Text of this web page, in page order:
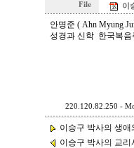
File 이
안명준 ( Ahn Myung
성경과 신학 한국복음
220.120.82.250 -
이승구 박사의 생애
이승구 박사의 교리